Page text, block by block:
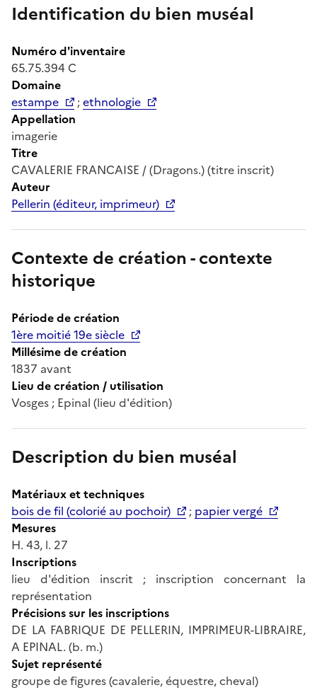
Identification du bien muséal
Numéro d'inventaire
65.75.394 C
Domaine
estampe
;ethnologie
Appellation
imagerie
Titre
CAVALERIE FRANCAISE / (Dragons.) (titre inscrit)
Auteur
Pellerin (éditeur, imprimeur)
Contexte de création - contexte
historique
Période de création
1ère moitié 19e siècle
Millésime de création
1837 avant
Lieu de création / utilisation
Vosges ; Epinal (lieu d'édition)
Description du bien muséal
Matériaux et techniques
bois de fil (colorié au pochoir)
; papier vergé
Mesures
H. 43, l. 27
Inscriptions
lieu d'édition inscrit ; inscription concernant la
représentation
Précisions sur les inscriptions
DE LA FABRIQUE DE PELLERIN, IMPRIMEUR-LIBRAIRE,
A EPINAL. (b. m.)
Sujet représenté
groupe de figures (cavalerie, équestre, cheval)